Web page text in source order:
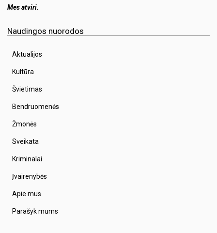
Mes atviri.
Naudingos nuorodos
Aktualijos
Kultūra
Švietimas
Bendruomenės
Žmonės
Sveikata
Kriminalai
Įvairenybės
Apie mus
Parašyk mums